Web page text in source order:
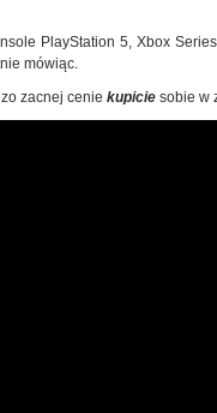
PlayStation 5, Xbox
mówiąc.
zacnej cenie kupicie sobie w